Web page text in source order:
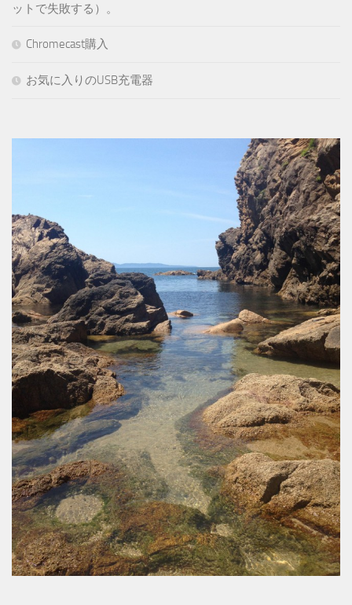
ットで失敗する）。
Chromecast購入
お気に入りのUSB充電器